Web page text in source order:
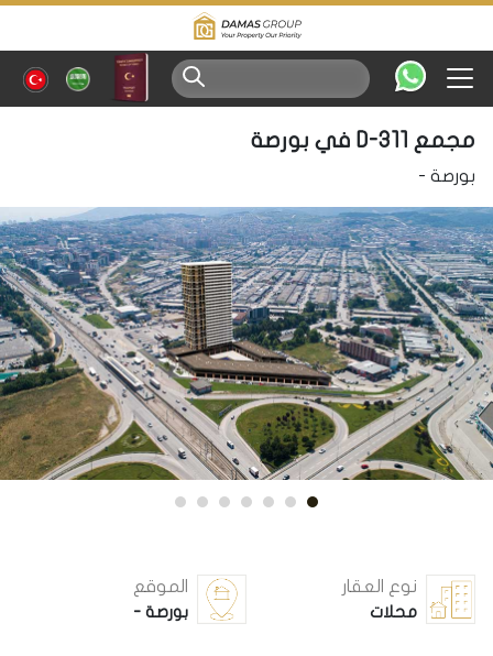
مجمع D-311 في بورصة
بورصة -
نوع العقار
محلات
الموقع
بورصة -